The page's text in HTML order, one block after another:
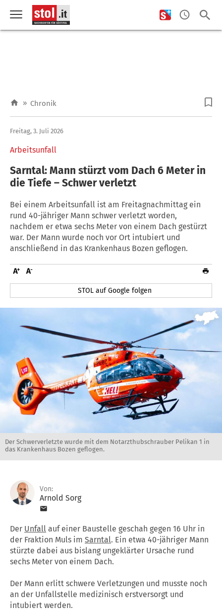
» Chronik
Arbeitsunfall
Freitag, 3. Juli 2026
Sarntal: Mann stürzt vom Dach 6 Meter in
die Tiefe – Schwer verletzt
Bei einem Arbeitsunfall ist am Freitagnachmittag ein
rund 40-jähriger Mann schwer verletzt worden,
nachdem er etwa sechs Meter von einem Dach gestürzt
war. Der Mann wurde noch vor Ort intubiert und
anschließend in das Krankenhaus Bozen geflogen.
STOL auf Google folgen
Der Schwerverletzte wurde mit dem Notarzthubschrauber Pelikan 1 in
das Krankenhaus Bozen geflogen.
Von:
Arnold Sorg
Der Unfall auf einer Baustelle geschah gegen 16 Uhr in
der Fraktion Muls im Sarntal. Ein etwa 40-jähriger Mann
stürzte dabei aus bislang ungeklärter Ursache rund
sechs Meter von einem Dach.
Der Mann erlitt schwere Verletzungen und musste noch
an der Unfallstelle medizinisch erstversorgt und
intubiert werden.